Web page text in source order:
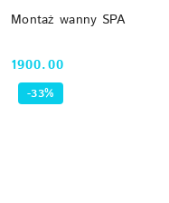
Montaż wanny SPA
Cena:
1900.00
-33%